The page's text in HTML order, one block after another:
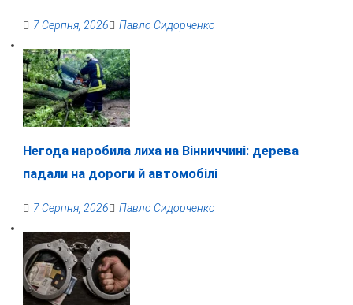
7 Серпня, 2026 Павло Сидорченко
Негода наробила лиха на Вінниччині: дерева
падали на дороги й автомобілі
7 Серпня, 2026 Павло Сидорченко